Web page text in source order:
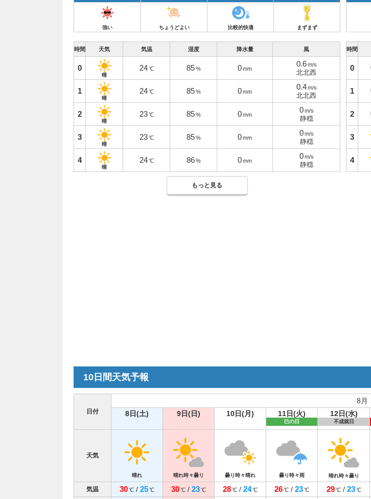
強い ちょうどよい 比較的快適 まずまず
時間 天気 気温 湿度 降水量 風
0
晴
24 ℃ 85 % 0mm
0.6 m/s
北北西
1
晴
24 ℃ 85 % 0mm
0.4 m/s
北北西
2
晴
23 ℃ 85 % 0mm
0 m/s
静穏
3
晴
23 ℃ 85 % 0mm
0 m/s
静穏
4
晴
24 ℃ 86 % 0mm
0 m/s
静穏
もっと見る
時間
0
1
2
3
4
10日間天気予報
日付
8月
8日(土)
9日(日) 10日(月) 11日(火)
巳の日
12日(水)
不成就日
天気
晴れ 晴れ時々曇り 曇り時々晴れ 曇り時々雨 晴れ時々曇り
気温 30℃ / 25℃ 30℃ / 23℃ 28℃ / 24℃ 26℃ / 23℃ 29 ℃/ 23 ℃